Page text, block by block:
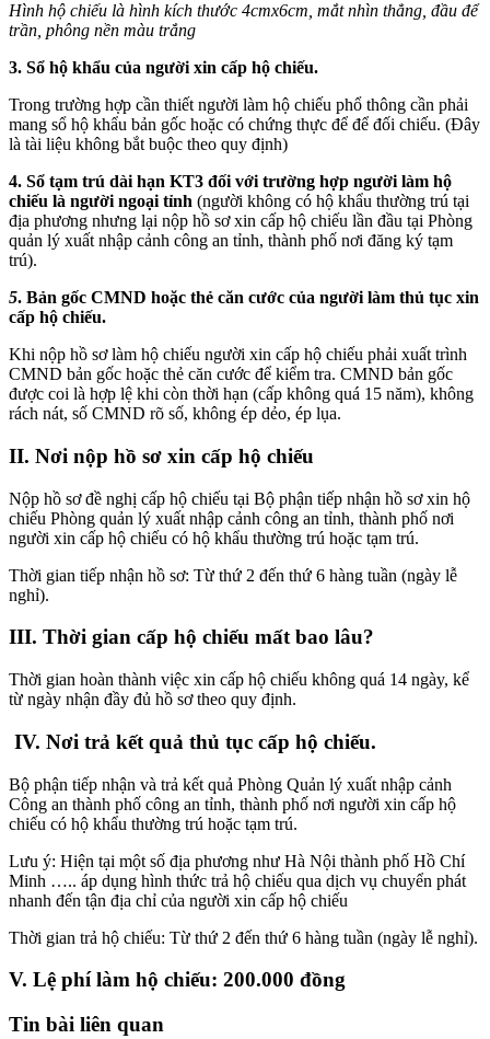
Hình hộ chiếu là hình kích thước 4cmx6cm, mắt nhìn thẳng, đầu để
trần, phông nền màu trắng
3. Sổ hộ khẩu của người xin cấp hộ chiếu.
Trong trường hợp cần thiết người làm hộ chiếu phổ thông cần phải
mang sổ hộ khẩu bản gốc hoặc có chứng thực để để đối chiếu. (Đây
là tài liệu không bắt buộc theo quy định)
4. Sổ tạm trú dài hạn KT3 đối với trường hợp người làm hộ
chiếu là người ngoại tỉnh (người không có hộ khẩu thường trú tại
địa phương nhưng lại nộp hồ sơ xin cấp hộ chiếu lần đầu tại Phòng
quản lý xuất nhập cảnh công an tỉnh, thành phố nơi đăng ký tạm
trú).
5. Bản gốc CMND hoặc thẻ căn cước của người làm thủ tục xin
cấp hộ chiếu.
Khi nộp hồ sơ làm hộ chiếu người xin cấp hộ chiếu phải xuất trình
CMND bản gốc hoặc thẻ căn cước để kiểm tra. CMND bản gốc
được coi là hợp lệ khi còn thời hạn (cấp không quá 15 năm), không
rách nát, số CMND rõ số, không ép dẻo, ép lụa.
II. Nơi nộp hồ sơ xin cấp hộ chiếu
Nộp hồ sơ đề nghị cấp hộ chiếu tại Bộ phận tiếp nhận hồ sơ xin hộ
chiếu Phòng quản lý xuất nhập cảnh công an tỉnh, thành phố nơi
người xin cấp hộ chiếu có hộ khẩu thường trú hoặc tạm trú.
Thời gian tiếp nhận hồ sơ: Từ thứ 2 đến thứ 6 hàng tuần (ngày lễ
nghỉ).
III. Thời gian cấp hộ chiếu mất bao lâu?
Thời gian hoàn thành việc xin cấp hộ chiếu không quá 14 ngày, kể
từ ngày nhận đầy đủ hồ sơ theo quy định.
IV. Nơi trả kết quả thủ tục cấp hộ chiếu.
Bộ phận tiếp nhận và trả kết quả Phòng Quản lý xuất nhập cảnh
Công an thành phố công an tỉnh, thành phố nơi người xin cấp hộ
chiếu có hộ khẩu thường trú hoặc tạm trú.
Lưu ý: Hiện tại một số địa phương như Hà Nội thành phố Hồ Chí
Minh ….. áp dụng hình thức trả hộ chiếu qua dịch vụ chuyển phát
nhanh đến tận địa chỉ của người xin cấp hộ chiếu
Thời gian trả hộ chiếu: Từ thứ 2 đến thứ 6 hàng tuần (ngày lễ nghỉ).
V. Lệ phí làm hộ chiếu: 200.000 đồng
Tin bài liên quan